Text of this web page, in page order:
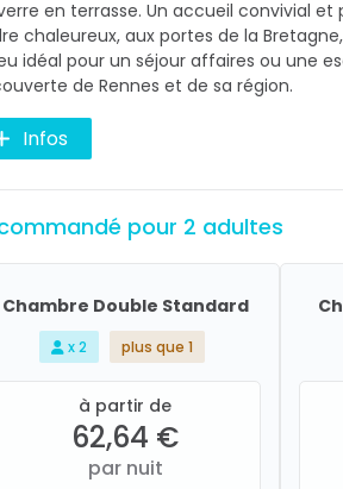
en terrasse. Un accueil convivial et
chaleureux, aux portes de la
idéal pour un séjour affaires ou une
de Rennes et de sa région.
Infos
pour 2 adultes
Chambre Double Standard
x 2 plus que 1
à partir de
62,64 €
par nuit